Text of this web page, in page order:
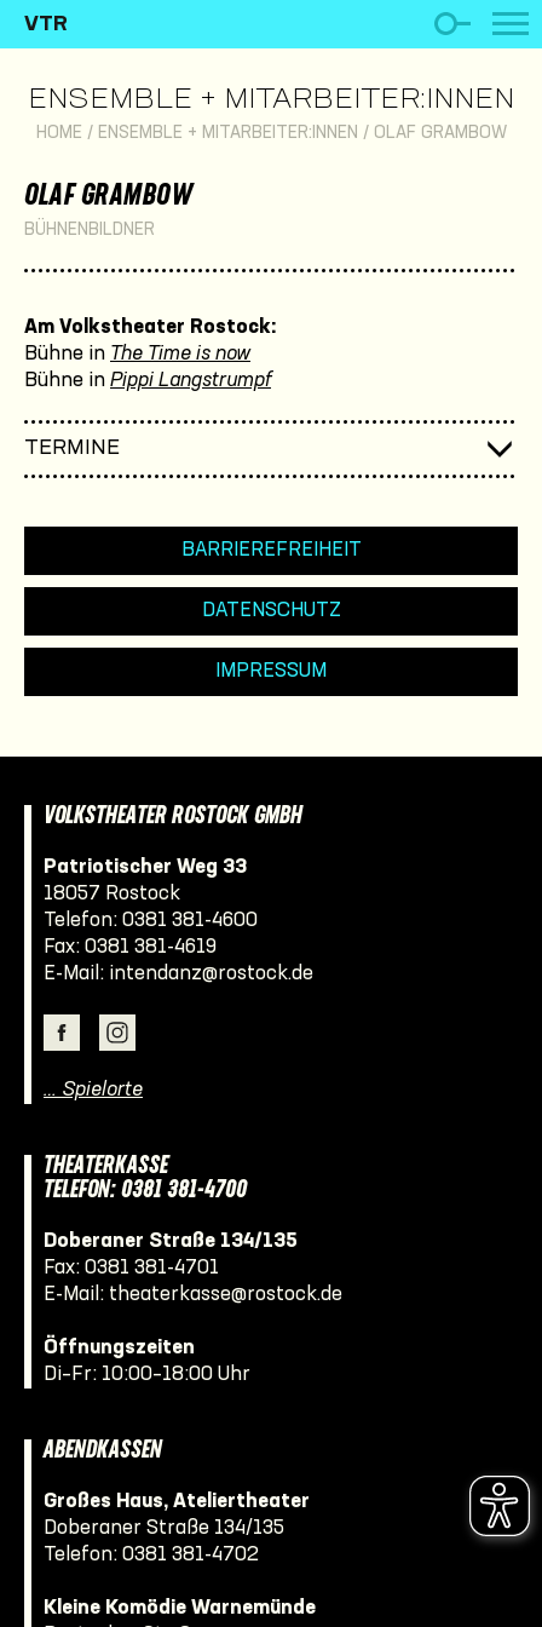
VTR
ENSEMBLE + MITARBEITER:INNEN
HOME / ENSEMBLE + MITARBEITER:INNEN / OLAF GRAMBOW
OLAF GRAMBOW
BÜHNENBILDNER
Am Volkstheater Rostock:
Bühne in The Time is now
Bühne in Pippi Langstrumpf
TERMINE
BARRIEREFREIHEIT
DATENSCHUTZ
IMPRESSUM
VOLKSTHEATER ROSTOCK GMBH
Patriotischer Weg 33
18057 Rostock
Telefon: 0381 381-4600
Fax: 0381 381-4619
E-Mail: intendanz@rostock.de
… Spielorte
THEATERKASSE
TELEFON: 0381 381-4700
Doberaner Straße 134/135
Fax: 0381 381-4701
E-Mail: theaterkasse@rostock.de
Öffnungszeiten
Di–Fr: 10:00–18:00 Uhr
ABENDKASSEN
Großes Haus, Ateliertheater
Doberaner Straße 134/135
Telefon: 0381 381-4702
Kleine Komödie Warnemünde